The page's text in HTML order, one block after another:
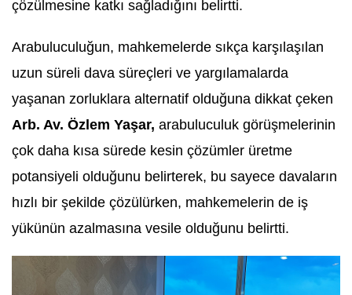
çözülmesine katkı sağladığını belirtti.
Arabuluculuğun, mahkemelerde sıkça karşılaşılan
uzun süreli dava süreçleri ve yargılamalarda
yaşanan zorluklara alternatif olduğuna dikkat çeken
Arb. Av. Özlem Yaşar, arabuluculuk görüşmelerinin
çok daha kısa sürede kesin çözümler üretme
potansiyeli olduğunu belirterek, bu sayece davaların
hızlı bir şekilde çözülürken, mahkemelerin de iş
yükünün azalmasına vesile olduğunu belirtti.